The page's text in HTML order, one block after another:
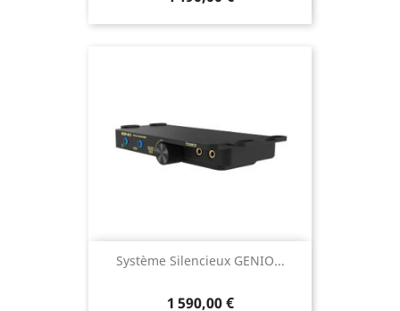
Système Silencieux GENIO...
1 590,00 €